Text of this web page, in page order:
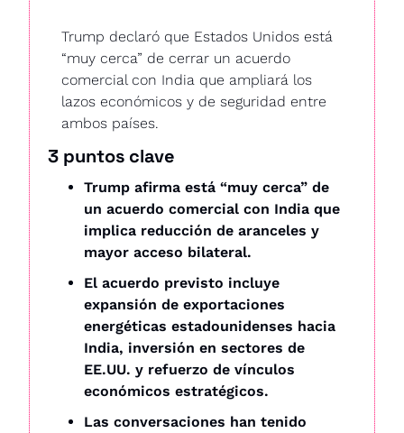
Trump declaró que Estados Unidos está
“muy cerca” de cerrar un acuerdo
comercial con India que ampliará los
lazos económicos y de seguridad entre
ambos países.
3 puntos clave
Trump afirma está “muy cerca” de
un acuerdo comercial con India que
implica reducción de aranceles y
mayor acceso bilateral.
El acuerdo previsto incluye
expansión de exportaciones
energéticas estadounidenses hacia
India, inversión en sectores de
EE.UU. y refuerzo de vínculos
económicos estratégicos.
Las conversaciones han tenido